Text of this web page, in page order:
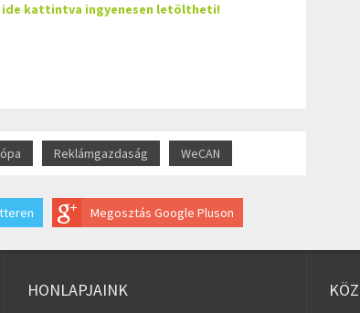
ide kattintva ingyenesen letöltheti!
Reklámgazdaság WeCAN
Megosztás Google Pluson
HONLAPJAINK